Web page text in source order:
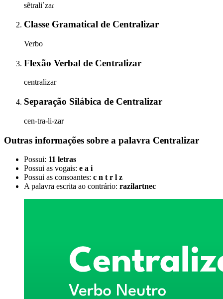
sẽtɾaliˈzaɾ
Classe Gramatical de Centralizar
Verbo
Flexão Verbal de Centralizar
centralizar
Separação Silábica de Centralizar
cen-tra-li-zar
Outras informações sobre a palavra Centralizar
Possui: 11 letras
Possui as vogais: e a i
Possui as consoantes: c n t r l z
A palavra escrita ao contrário: razilartnec